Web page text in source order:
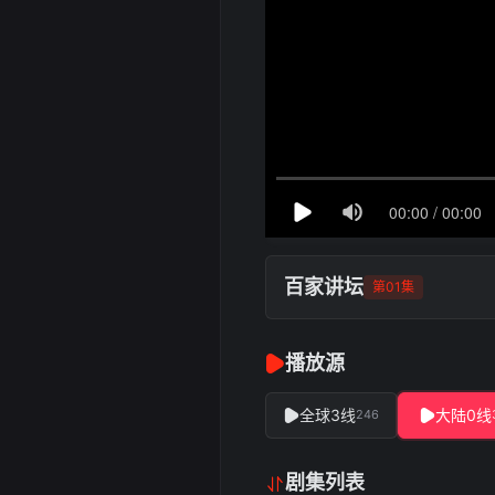
百家讲坛 第01集
播放源
全球3线246 大陆0线
剧集列表